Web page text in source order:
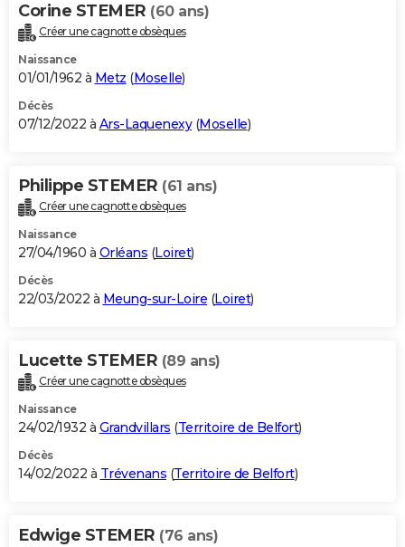
Corine STEMER (60 ans)
Créer une cagnotte obsèques
Naissance
01/01/1962 à Metz (Moselle)
Décès
07/12/2022 à Ars-Laquenexy(Moselle)
Philippe STEMER (61 ans)
Créer une cagnotte obsèques
Naissance
27/04/1960 à Orléans (Loiret)
Décès
22/03/2022 à Meung-sur-Loire (Loiret)
Lucette STEMER (89 ans)
Créer une cagnotte obsèques
Naissance
24/02/1932 à Grandvillars (Territoire de Belfort)
Décès
14/02/2022 à Trévenans (Territoire de Belfort)
Edwige STEMER (76 ans)